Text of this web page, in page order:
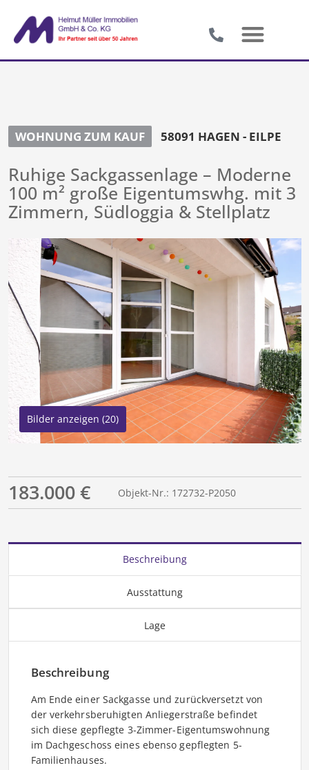
WOHNUNG ZUM KAUF 58091 HAGEN - EILPE
Ruhige Sackgassenlage – Moderne
100 m² große Eigentumswhg. mit 3
Zimmern, Südloggia & Stellplatz
Bilder anzeigen (20)
183.000 € Objekt-Nr.: 172732-P2050
Beschreibung
Ausstattung
Lage
Beschreibung
Am Ende einer Sackgasse und zurückversetzt von
der verkehrsberuhigten Anliegerstraße befindet
sich diese gepflegte 3-Zimmer-Eigentumswohnung
im Dachgeschoss eines ebenso gepflegten 5-
Familienhauses.